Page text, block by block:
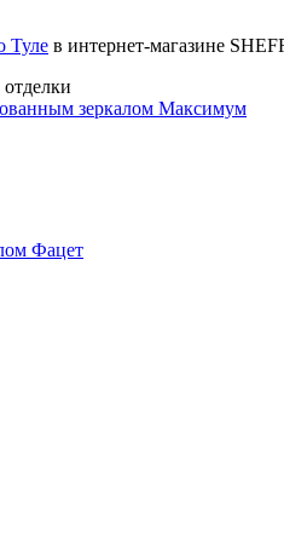
Туле в интернет-магазине
зеркалом Максимум
Фацет